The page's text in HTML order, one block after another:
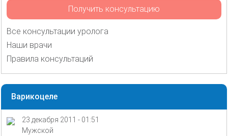
Получить консультацию
Все консультации уролога
Наши врачи
Правила консультаций
Варикоцеле
23 декабря 2011 - 01:51
Мужской